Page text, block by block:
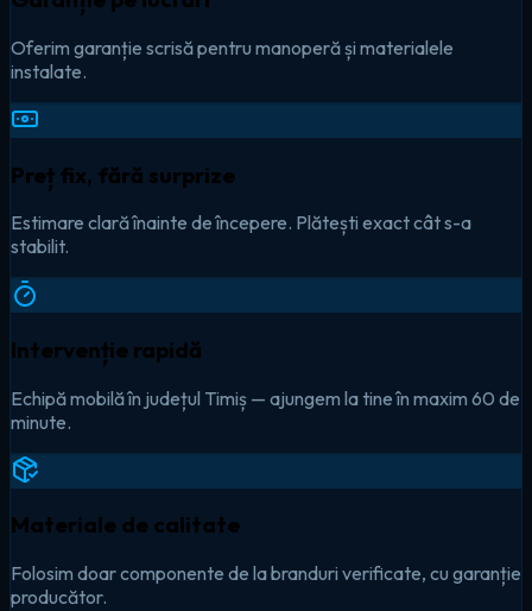
Oferim garanție scrisă pentru manoperă și materialele
instalate.
Preț fix, fără surprize
Estimare clară înainte de începere. Plătești exact cât s-a
stabilit.
Intervenție rapidă
Echipă mobilă în județul Timiș — ajungem la tine în maxim 60 de
minute.
Materiale de calitate
Folosim doar componente de la branduri verificate, cu garanție
producător.